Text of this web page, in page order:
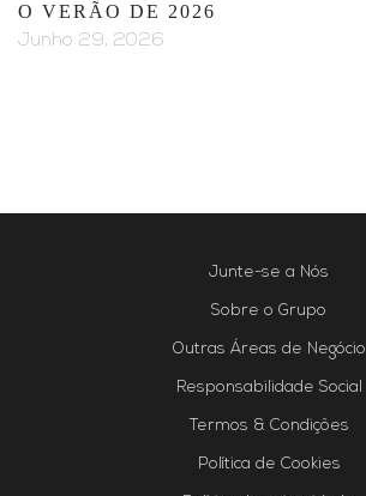
O VERÃO DE 2026
Junho 29, 2026
Junte-se a Nós
Sobre o Grupo
Outras Áreas de Negócio
Responsabilidade Social
Termos & Condições
Política de Cookies